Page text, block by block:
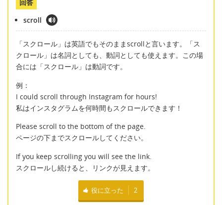
回答
scroll
「スクロール」は英語でもそのままscrollと言います。「ス
クロール」は名詞としても、動詞としても使えます。この場
合には「スクロール」は動詞です。
例：
I could scroll through Instagram for hours!
私はインスタグラムを何時間もスクロールできます！
Please scroll to the bottom of the page.
ページの下までスクロールしてください。
If you keep scrolling you will see the link.
スクロールし続けると、リンクが見えます。
役に立った 2